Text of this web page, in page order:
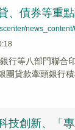
、債券等重
行等八部門聯合
團貸款牽頭銀行積
技創新、「